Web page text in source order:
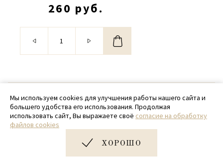
260 руб.
© 2020 - 2026 SamPack
+ 7 (918) 699-97-87
zakaz@sampack.store
Мы используем cookies для улучшения работы нашего сайта и
большего удобства его использования. Продолжая
использовать сайт, Вы выражаете своё согласие на обработку
файлов cookies
ХОРОШО